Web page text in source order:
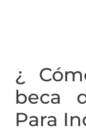
¿
beca
Para